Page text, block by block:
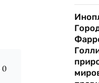
0